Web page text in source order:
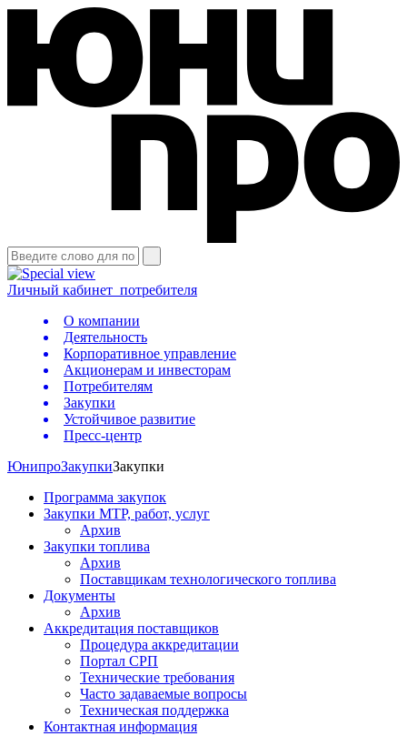
Личный кабинет потребителя
О компании
Деятельность
Корпоративное управление
Акционерам и инвесторам
Потребителям
Закупки
Устойчивое развитие
Пресс-центр
ЮнипроЗакупкиЗакупки
Программа закупок
Закупки МТР, работ, услуг
Архив
Закупки топлива
Архив
Поставщикам технологического топлива
Документы
Архив
Аккредитация поставщиков
Процедура аккредитации
Портал СРП
Технические требования
Часто задаваемые вопросы
Техническая поддержка
Контактная информация